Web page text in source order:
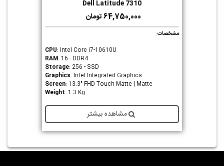
Dell Latitude 7310
64,750,000 تومان
مشخصات:
CPU: Intel Core i7-10610U
RAM: 16 - DDR4
Storage: 256 - SSD
Graphics: Intel Integrated Graphics
Screen: 13.3" FHD Touch Matte | Matte
Weight: 1.3 Kg
مشاهده بیشتر